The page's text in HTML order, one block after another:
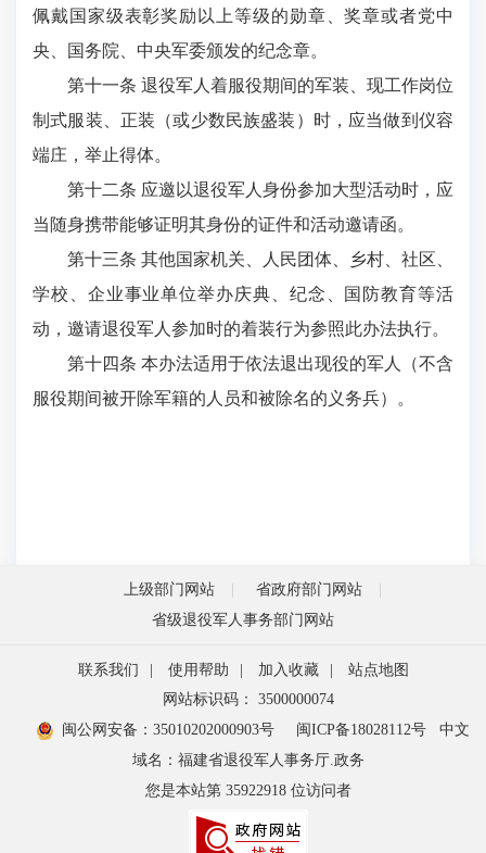
佩戴国家级表彰奖励以上等级的勋章、奖章或者党中
央、国务院、中央军委颁发的纪念章。
第十一条 退役军人着服役期间的军装、现工作岗位
制式服装、正装（或少数民族盛装）时，应当做到仪容
端庄，举止得体。
第十二条 应邀以退役军人身份参加大型活动时，应
当随身携带能够证明其身份的证件和活动邀请函。
第十三条 其他国家机关、人民团体、乡村、社区、
学校、企业事业单位举办庆典、纪念、国防教育等活
动，邀请退役军人参加时的着装行为参照此办法执行。
第十四条 本办法适用于依法退出现役的军人（不含
服役期间被开除军籍的人员和被除名的义务兵）。
上级部门网站
省政府部门网站
省级退役军人事务部门网站
联系我们 使用帮助 加入收藏
站点地图
网站标识码： 3500000074
闽公网安备：35010202000903号
闽ICP备18028112号
中文
域名：福建省退役军人事务厅.政务
您是本站第 35922918 位访问者